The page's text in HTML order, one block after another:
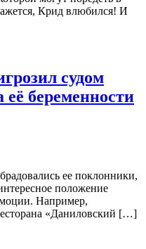
Крид влюбился! И
судом
её беременности
ее поклонники,
положение
Например,
«Даниловский […]